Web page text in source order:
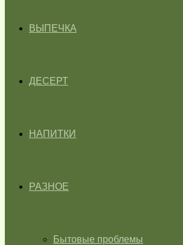
ВЫПЕЧКА
ДЕСЕРТ
НАПИТКИ
РАЗНОЕ
Бытовые проблемы